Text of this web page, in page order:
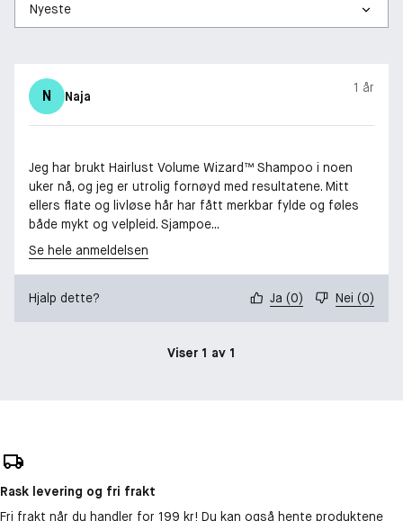
N Naja
1 år
Jeg har brukt Hairlust Volume Wizard™ Shampoo i noen
uker nå, og jeg er utrolig fornøyd med resultatene. Mitt
ellers flate og livløse hår har fått merkbar fylde og føles
både mykt og velpleid. Sjampoe...
Se hele anmeldelsen
Hjalp dette? Ja (0) Nei (0)
Viser 1 av 1
Rask levering og fri frakt
Fri frakt når du handler for 199 kr! Du kan også hente produktene